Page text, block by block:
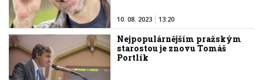
10. 08. 2023 13:20
Nejpopulárnějším pražským
starostou je znovu Tomáš
Portlík